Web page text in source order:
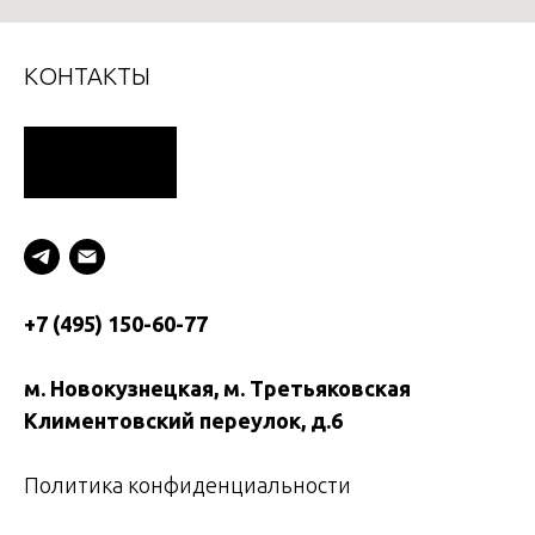
КОНТАКТЫ
+7 (495) 150-60-77
м. Новокузнецкая, м. Третьяковская
Климентовский переулок, д.6
Политика конфиденциальности